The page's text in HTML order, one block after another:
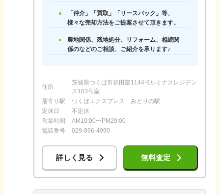
「仲介」「買取」「リースバック」等、
様々な売却方法をご提案させて頂きます。
農地関係、残地処分、リフォーム、相続関
係のなどのご相談、ご紹介を承ります♪
住所
茨城県つくば市谷田部1144-9ルミナスレジデン
ス103号室
最寄り駅
つくばエクスプレス みどりの駅
定休日
不定休
営業時間
AM10:00〜PM20:00
電話番号
029-896-4990
詳しく見る 無料査定